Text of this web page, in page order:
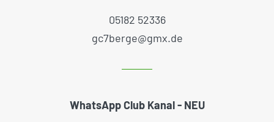
05182 52336
gc7berge@gmx.de
WhatsApp Club Kanal - NEU